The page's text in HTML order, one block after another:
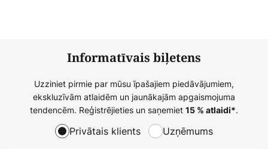
Informatīvais biļetens
Uzziniet pirmie par mūsu īpašajiem piedāvājumiem,
ekskluzīvām atlaidēm un jaunākajām apgaismojuma
tendencēm. Reģistrējieties un saņemiet 15 % atlaidi*.
Privātais klients Uzņēmums